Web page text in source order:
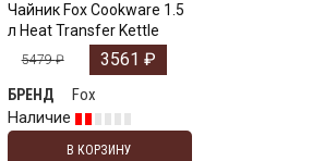
Чайник Fox Cookware 1.5
л Heat Transfer Kettle
5479₽ 3561 ₽
БРЕНД
Fox
Наличие
В КОРЗИНУ